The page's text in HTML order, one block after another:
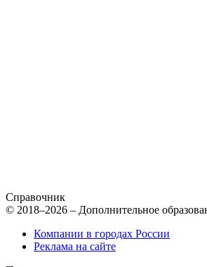
Справочник
© 2018–2026 – Дополнительное
Компании в городах России
Реклама на сайте